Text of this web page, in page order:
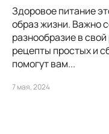
Здоровое питание
образ жизни. Важно
разнообразие в
рецепты простых и
помогут вам...
7 мая, 2024